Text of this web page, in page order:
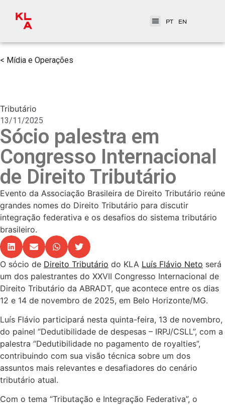
PT EN
< Mídia e Operações
Tributário
13/11/2025
Sócio palestra em
Congresso Internacional
de Direito Tributário
Evento da Associação Brasileira de Direito Tributário reúne
grandes nomes do Direito Tributário para discutir
integração federativa e os desafios do sistema tributário
brasileiro.
O sócio de Direito Tributário do KLA Luís Flávio Neto será
um dos palestrantes do XXVII Congresso Internacional de
Direito Tributário da ABRADT, que acontece entre os dias
12 e 14 de novembro de 2025, em Belo Horizonte/MG.
Luís Flávio participará nesta quinta-feira, 13 de novembro,
do painel “Dedutibilidade de despesas – IRPJ/CSLL”, com a
palestra “Dedutibilidade no pagamento de royalties”,
contribuindo com sua visão técnica sobre um dos
assuntos mais relevantes e desafiadores do cenário
tributário atual.
Com o tema “Tributação e Integração Federativa”, o